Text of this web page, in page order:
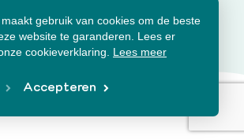
gebruik van cookies om de beste
website te garanderen. Lees er
cookieverklaring. Lees meer
Accepteren
Jaarverslagen en documenten
Klachtenformulier
voor beter.